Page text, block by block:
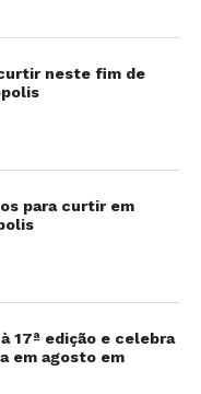
neste fim de
para curtir em
17ª edição e celebra
em agosto em